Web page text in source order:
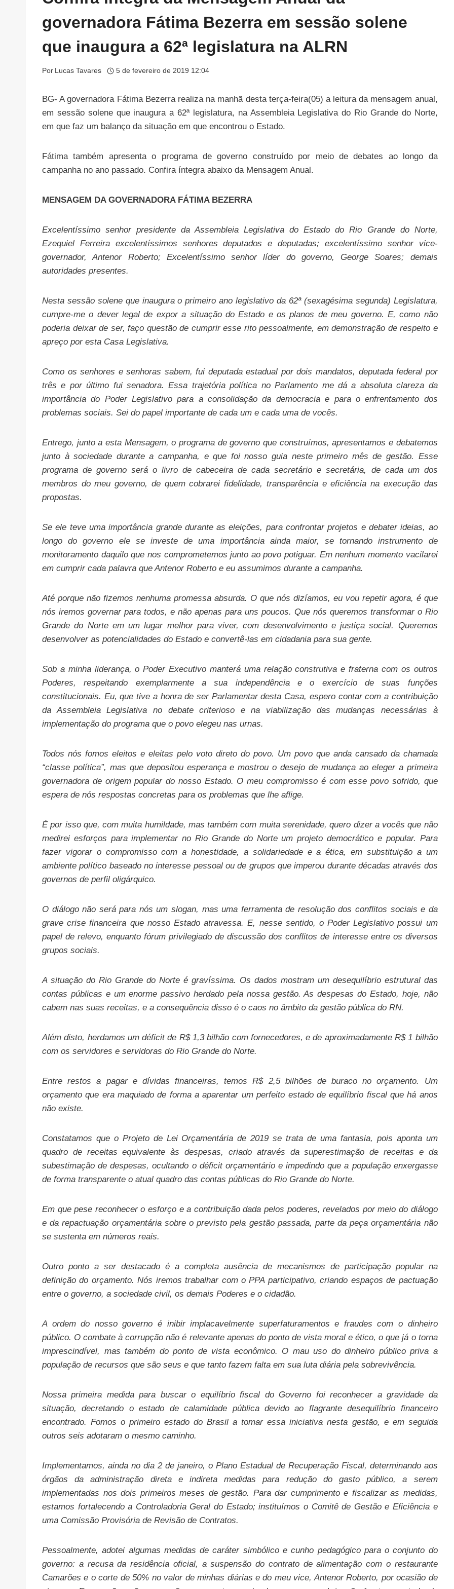
governadora Fátima Bezerra em sessão solene
que inaugura a 62ª legislatura na ALRN
Por Lucas Tavares 5 de fevereiro de 2019 12:04
BG- A governadora Fátima Bezerra realiza na manhã desta terça-feira(05) a leitura da mensagem anual,
em sessão solene que inaugura a 62ª legislatura, na Assembleia Legislativa do Rio Grande do Norte,
em que faz um balanço da situação em que encontrou o Estado.
Fátima também apresenta o programa de governo construído por meio de debates ao longo da
campanha no ano passado. Confira íntegra abaixo da Mensagem Anual.
MENSAGEM DA GOVERNADORA FÁTIMA BEZERRA
Excelentíssimo senhor presidente da Assembleia Legislativa do Estado do Rio Grande do Norte,
Ezequiel Ferreira excelentíssimos senhores deputados e deputadas; excelentíssimo senhor vice-
governador, Antenor Roberto; Excelentíssimo senhor líder do governo, George Soares; demais
autoridades presentes.
Nesta sessão solene que inaugura o primeiro ano legislativo da 62ª (sexagésima segunda) Legislatura,
cumpre-me o dever legal de expor a situação do Estado e os planos de meu governo. E, como não
poderia deixar de ser, faço questão de cumprir esse rito pessoalmente, em demonstração de respeito e
apreço por esta Casa Legislativa.
Como os senhores e senhoras sabem, fui deputada estadual por dois mandatos, deputada federal por
três e por último fui senadora. Essa trajetória política no Parlamento me dá a absoluta clareza da
importância do Poder Legislativo para a consolidação da democracia e para o enfrentamento dos
problemas sociais. Sei do papel importante de cada um e cada uma de vocês.
Entrego, junto a esta Mensagem, o programa de governo que construímos, apresentamos e debatemos
junto à sociedade durante a campanha, e que foi nosso guia neste primeiro mês de gestão. Esse
programa de governo será o livro de cabeceira de cada secretário e secretária, de cada um dos
membros do meu governo, de quem cobrarei fidelidade, transparência e eficiência na execução das
propostas.
Se ele teve uma importância grande durante as eleições, para confrontar projetos e debater ideias, ao
longo do governo ele se investe de uma importância ainda maior, se tornando instrumento de
monitoramento daquilo que nos comprometemos junto ao povo potiguar. Em nenhum momento vacilarei
em cumprir cada palavra que Antenor Roberto e eu assumimos durante a campanha.
Até porque não fizemos nenhuma promessa absurda. O que nós dizíamos, eu vou repetir agora, é que
nós iremos governar para todos, e não apenas para uns poucos. Que nós queremos transformar o Rio
Grande do Norte em um lugar melhor para viver, com desenvolvimento e justiça social. Queremos
desenvolver as potencialidades do Estado e convertê-las em cidadania para sua gente.
Sob a minha liderança, o Poder Executivo manterá uma relação construtiva e fraterna com os outros
Poderes, respeitando exemplarmente a sua independência e o exercício de suas funções
constitucionais. Eu, que tive a honra de ser Parlamentar desta Casa, espero contar com a contribuição
da Assembleia Legislativa no debate criterioso e na viabilização das mudanças necessárias à
implementação do programa que o povo elegeu nas urnas.
Todos nós fomos eleitos e eleitas pelo voto direto do povo. Um povo que anda cansado da chamada
“classe política”, mas que depositou esperança e mostrou o desejo de mudança ao eleger a primeira
governadora de origem popular do nosso Estado. O meu compromisso é com esse povo sofrido, que
espera de nós respostas concretas para os problemas que lhe aflige.
É por isso que, com muita humildade, mas também com muita serenidade, quero dizer a vocês que não
medirei esforços para implementar no Rio Grande do Norte um projeto democrático e popular. Para
fazer vigorar o compromisso com a honestidade, a solidariedade e a ética, em substituição a um
ambiente político baseado no interesse pessoal ou de grupos que imperou durante décadas através dos
governos de perfil oligárquico.
O diálogo não será para nós um slogan, mas uma ferramenta de resolução dos conflitos sociais e da
grave crise financeira que nosso Estado atravessa. E, nesse sentido, o Poder Legislativo possui um
papel de relevo, enquanto fórum privilegiado de discussão dos conflitos de interesse entre os diversos
grupos sociais.
A situação do Rio Grande do Norte é gravíssima. Os dados mostram um desequilíbrio estrutural das
contas públicas e um enorme passivo herdado pela nossa gestão. As despesas do Estado, hoje, não
cabem nas suas receitas, e a consequência disso é o caos no âmbito da gestão pública do RN.
Além disto, herdamos um déficit de R$ 1,3 bilhão com fornecedores, e de aproximadamente R$ 1 bilhão
com os servidores e servidoras do Rio Grande do Norte.
Entre restos a pagar e dívidas financeiras, temos R$ 2,5 bilhões de buraco no orçamento. Um
orçamento que era maquiado de forma a aparentar um perfeito estado de equilíbrio fiscal que há anos
não existe.
Constatamos que o Projeto de Lei Orçamentária de 2019 se trata de uma fantasia, pois aponta um
quadro de receitas equivalente às despesas, criado através da superestimação de receitas e da
subestimação de despesas, ocultando o déficit orçamentário e impedindo que a população enxergasse
de forma transparente o atual quadro das contas públicas do Rio Grande do Norte.
Em que pese reconhecer o esforço e a contribuição dada pelos poderes, revelados por meio do diálogo
e da repactuação orçamentária sobre o previsto pela gestão passada, parte da peça orçamentária não
se sustenta em números reais.
Outro ponto a ser destacado é a completa ausência de mecanismos de participação popular na
definição do orçamento. Nós iremos trabalhar com o PPA participativo, criando espaços de pactuação
entre o governo, a sociedade civil, os demais Poderes e o cidadão.
A ordem do nosso governo é inibir implacavelmente superfaturamentos e fraudes com o dinheiro
público. O combate à corrupção não é relevante apenas do ponto de vista moral e ético, o que já o torna
imprescindível, mas também do ponto de vista econômico. O mau uso do dinheiro público priva a
população de recursos que são seus e que tanto fazem falta em sua luta diária pela sobrevivência.
Nossa primeira medida para buscar o equilíbrio fiscal do Governo foi reconhecer a gravidade da
situação, decretando o estado de calamidade pública devido ao flagrante desequilíbrio financeiro
encontrado. Fomos o primeiro estado do Brasil a tomar essa iniciativa nesta gestão, e em seguida
outros seis adotaram o mesmo caminho.
Implementamos, ainda no dia 2 de janeiro, o Plano Estadual de Recuperação Fiscal, determinando aos
órgãos da administração direta e indireta medidas para redução do gasto público, a serem
implementadas nos dois primeiros meses de gestão. Para dar cumprimento e fiscalizar as medidas,
estamos fortalecendo a Controladoria Geral do Estado; instituímos o Comitê de Gestão e Eficiência e
uma Comissão Provisória de Revisão de Contratos.
Pessoalmente, adotei algumas medidas de caráter simbólico e cunho pedagógico para o conjunto do
governo: a recusa da residência oficial, a suspensão do contrato de alimentação com o restaurante
Camarões e o corte de 50% no valor de minhas diárias e do meu vice, Antenor Roberto, por ocasião de